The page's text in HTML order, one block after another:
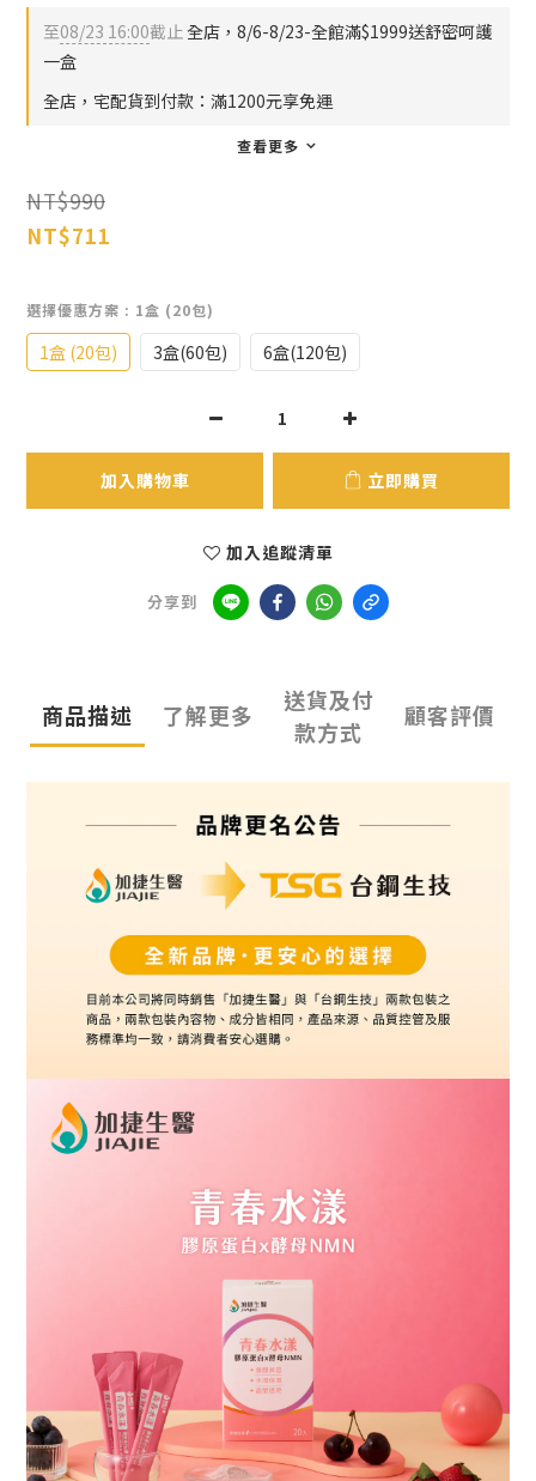
至08/23 16:00截止全店，8/6-8/23-全館滿$1999送舒密呵護
一盒
全店，宅配貨到付款：滿1200元享免運
查看更多
NT$990
NT$711
選擇優惠方案 : 1盒 (20包)
1盒 (20包) 3盒(60包) 6盒(120包)
加入購物車 立即購買
加入追蹤清單
分享到
商品描述 了解更多
送貨及付
款方式
顧客評價